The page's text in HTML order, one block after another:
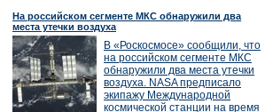
На российском сегменте МКС обнаружили два
места утечки воздуха
В «Роскосмосе» сообщили, что
на российском сегменте МКС
обнаружили два места утечки
воздуха. NASA предписало
экипажу Международной
космической станции на время